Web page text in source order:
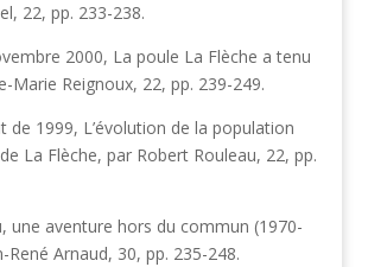
22, pp. 233-238.
2000, La poule La Flèche a tenu
Marie Reignoux, 22, pp. 239-249.
de 1999, L’évolution de la population
La Flèche, par Robert Rouleau, 22, pp.
une aventure hors du commun (1970-
René Arnaud, 30, pp. 235-248.